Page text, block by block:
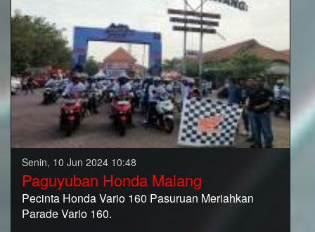
Senin, 10 Jun 2024 10:48
Paguyuban Honda Malang
Pecinta Honda Vario 160 Pasuruan Meriahkan
Parade Vario 160.